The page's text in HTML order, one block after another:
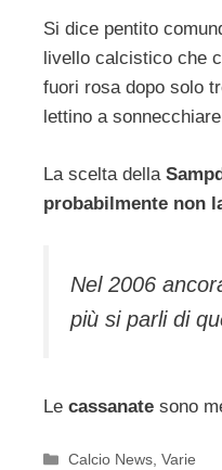
Si dice pentito
livello calcistico che
fuori rosa dopo solo
lettino a
La scelta della
probabilmente non
Nel 2006
più si parli di
Le cassanate sono
Categorie
Calcio News,Varie